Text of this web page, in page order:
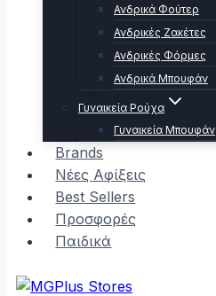
Ανδρικά Φούτερ
Ανδρικές Ζακέτες
Ανδρικές Φόρμες
Ανδρικά Μπουφάν
Γυναικεία Ρούχα
Γυναικεία Μπουφάν
Brands
Νέες Αφίξεις
Best Sellers
Προσφορές
Παιδικά